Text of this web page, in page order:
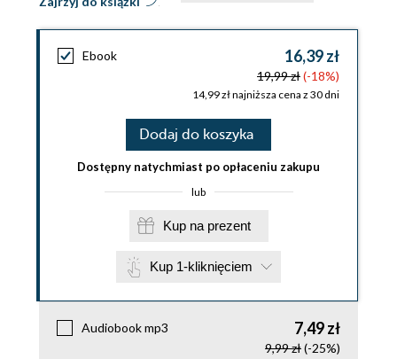
Ebook 16,39 zł
19,99 zł(-18%)
14,99 zł najniższa cena z 30 dni
Dodaj do koszyka
Dostępny natychmiast po opłaceniu zakupu
lub
Kup na prezent
Kup 1-kliknięciem
Audiobook mp3 7,49 zł
9,99 zł(-25%)